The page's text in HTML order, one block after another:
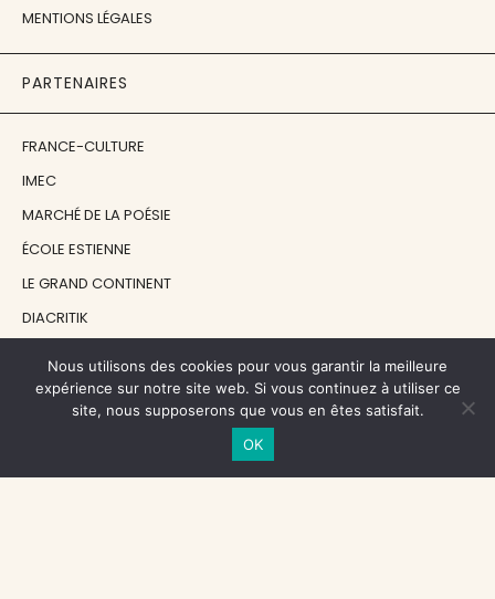
MENTIONS LÉGALES
PARTENAIRES
FRANCE-CULTURE
IMEC
MARCHÉ DE LA POÉSIE
ÉCOLE ESTIENNE
LE GRAND CONTINENT
DIACRITIK
NOS SOUTIENS
CENTRE NATIONAL DU LIVRE
Nous utilisons des cookies pour vous garantir la meilleure
expérience sur notre site web. Si vous continuez à utiliser ce
site, nous supposerons que vous en êtes satisfait.
OK